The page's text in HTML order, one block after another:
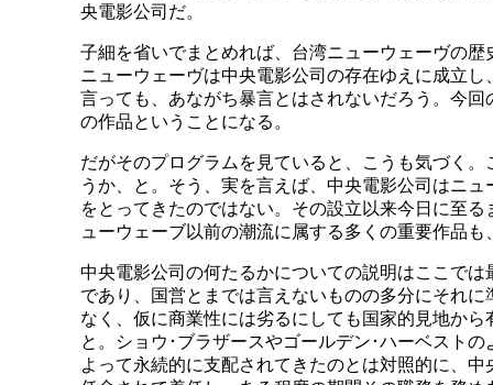
央電影公司だ。
子細を省いでまとめれば、台湾ニューウェーヴの
ニューウェーヴは中央電影公司の存在ゆえに成立
言っても、あながち暴言とはされないだろう。今
の作品ということになる。
だがそのプログラムを見ていると、こうも気づく
うか、と。そう、実を言えば、中央電影公司はニ
をとってきたのではない。その設立以来今日に至
ューウェーブ以前の潮流に属する多くの重要作品
中央電影公司の何たるかについての説明はここで
であり、国営とまでは言えないものの多分にそれ
なく、仮に商業性には劣るにしても国家的見地か
と。ショウ･ブラザースやゴールデン･ハーベスト
よって永続的に支配されてきたのとは対照的に、